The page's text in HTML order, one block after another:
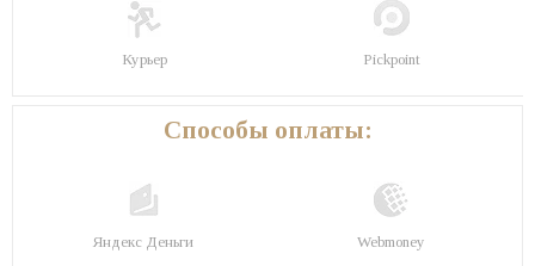
Курьер Pickpoint
Способы оплаты:
Яндекс Деньги Webmoney